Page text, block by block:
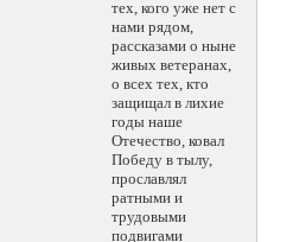
тех, кого уже нет с
нами рядом,
рассказами о ныне
живых ветеранах,
о всех тех, кто
защищал в лихие
годы наше
Отечество, ковал
Победу в тылу,
прославлял
ратными и
трудовыми
подвигами